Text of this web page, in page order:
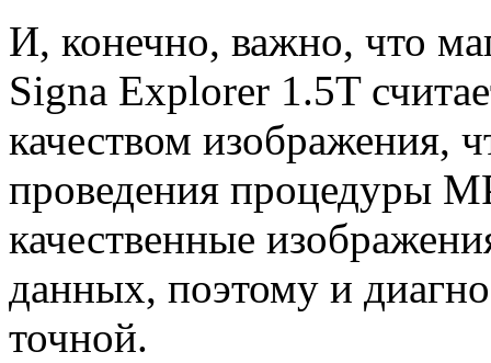
И, конечно, важно, что
Signa Explorer 1.5T
качеством изображения,
проведения процедуры
качественные
данных, поэтому и
точной.